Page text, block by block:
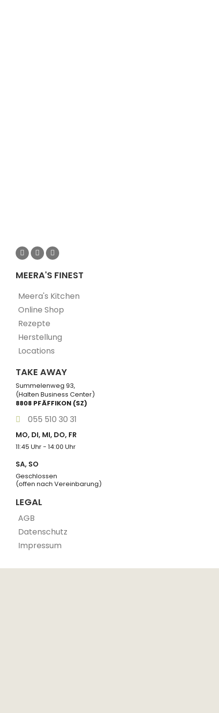
MEERA'S FINEST
Meera's Kitchen
Online Shop
Rezepte
Herstellung
Locations
TAKE AWAY
Summelenweg 93,
(Halten Business Center)
8808 PFÄFFIKON (SZ)
055 510 30 31
MO, DI, MI, DO, FR
11:45 Uhr - 14:00 Uhr
SA, SO
Geschlossen
(offen nach Vereinbarung)
LEGAL
AGB
Datenschutz
Impressum